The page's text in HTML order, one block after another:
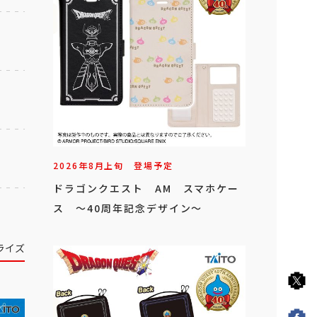
イズ
2026年8月上旬 登場予定
ドラゴンクエスト AM スマホケー
ス ～40周年記念デザイン～